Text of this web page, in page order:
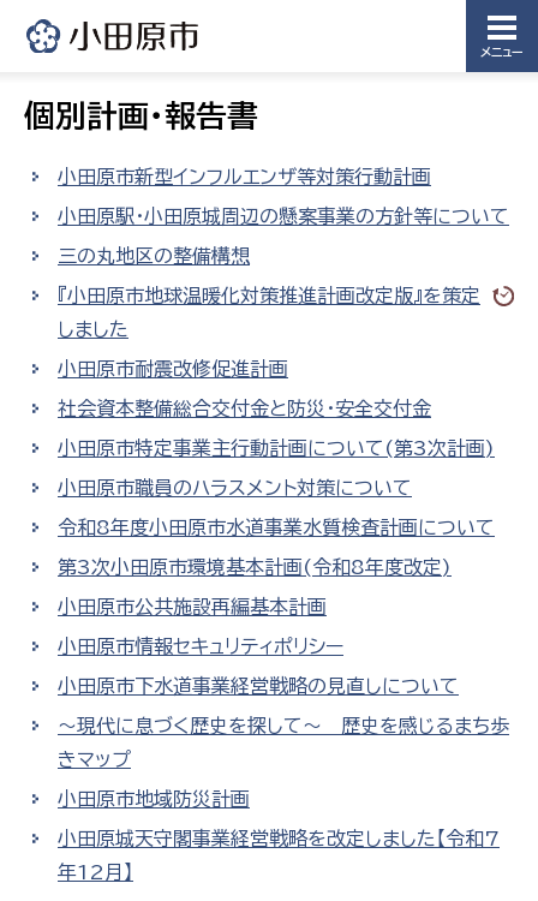
メニュー
個別計画・報告書
小田原市新型インフルエンザ等対策行動計画
小田原駅・小田原城周辺の懸案事業の方針等について
三の丸地区の整備構想
『小田原市地球温暖化対策推進計画改定版』を策定
しました
小田原市耐震改修促進計画
社会資本整備総合交付金と防災・安全交付金
小田原市特定事業主行動計画について(第3次計画)
小田原市職員のハラスメント対策について
令和8年度小田原市水道事業水質検査計画について
第3次小田原市環境基本計画(令和8年度改定)
小田原市公共施設再編基本計画
小田原市情報セキュリティポリシー
小田原市下水道事業経営戦略の見直しについて
～現代に息づく歴史を探して～ 歴史を感じるまち歩
きマップ
小田原市地域防災計画
小田原城天守閣事業経営戦略を改定しました【令和7
年12月】